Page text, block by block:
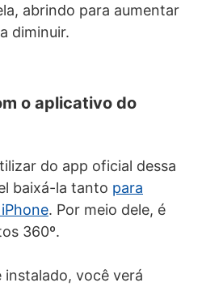
abrindo para aumentar
diminuir.
o aplicativo do
do app oficial dessa
baixá-la tanto para
. Por meio dele, é
360º.
instalado, você verá